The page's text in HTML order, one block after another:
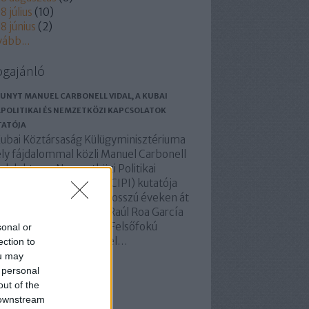
or
to
may
of the
július (10)
június (2)
...
MANUEL CARBONELL VIDAL, A KUBAI
ÉS NEMZETKÖZI KAPCSOLATOK
Köztársaság Külügyminisztériuma
fájdalommal közli Manuel Carbonell
doktor, a Nemzetközi Politikai
Központjának (CIPI) kutatója
A szakember hosszú éveken át
is dolgozott a Raúl Roa García
Kapcsolatok Felsőfokú
(ISRI). Manuel…